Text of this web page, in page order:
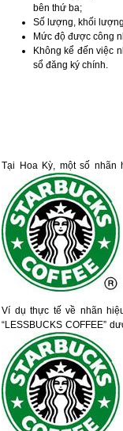
bên thứ ba;
Số lượng, khối
Mức độ được công
Không kể đến việc
sổ đăng ký chính.
Tại Hoa Kỳ, một số
Ví dụ thực tế về nhãn
“LESSBUCKS COFFEE”